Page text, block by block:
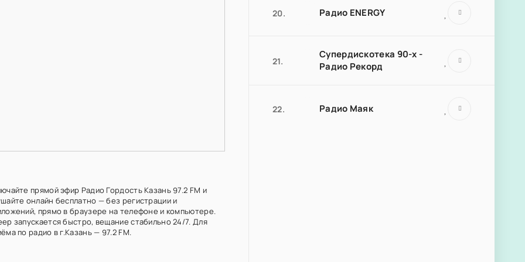
прямой эфир Радио Гордость Казань 97.2 FM и
онлайн бесплатно — без регистрации и
прямо в браузере на телефоне и компьютере.
запускается быстро, вещание стабильно 24/7. Для
по радио в г.Казань — 97.2 FM.
20. Радио ENERGY
21.
Супердискотека 90-х -
Радио Рекорд
22. Радио Маяк